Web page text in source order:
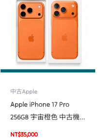
中古Apple
Apple iPhone 17 Pro
256GB 宇宙橙色 中古機
二手機 福利機 #06951
NT$35,000